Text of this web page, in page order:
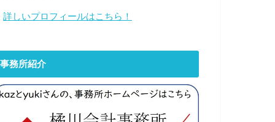
詳しいプロフィールはこちら！
事務所紹介